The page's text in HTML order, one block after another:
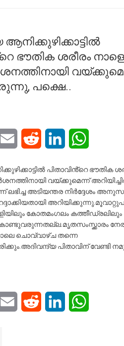
ഭൗതിക ശരീരം നാളെ
പക്ഷെ..
Email Reddit LinkedIn
പിതാവിൻ്റെ ഭൗതിക
വയ്ക്കുമെന്ന്
ലഭിച്ച അടിയന്തര നിർദ്ദേശം
കോതമംഗലം കത്തീഡ്രലിലും
ചൊവ്വാഴ്ച തന്നെ
പിതാവിന് വേണ്ടി
Email Reddit LinkedIn